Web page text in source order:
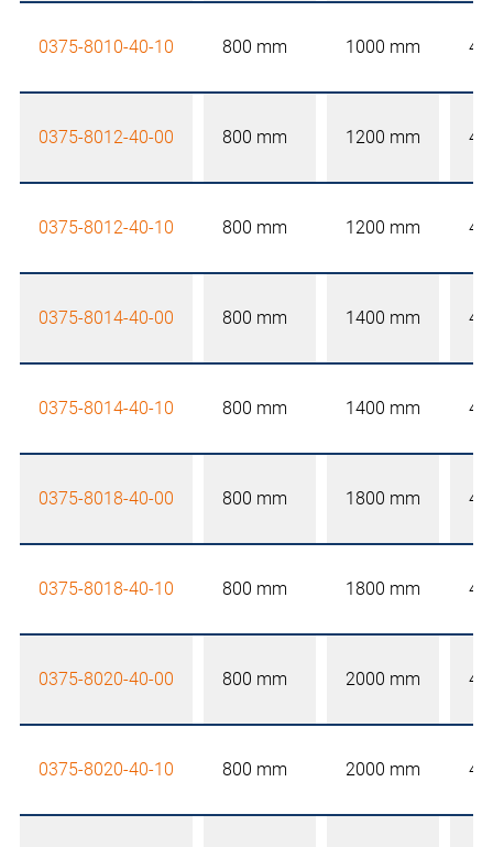
0375-8010-40-10 800 mm 1000 mm
0375-8012-40-00 800 mm 1200 mm
0375-8012-40-10 800 mm 1200 mm
0375-8014-40-00 800 mm 1400 mm
0375-8014-40-10 800 mm 1400 mm
0375-8018-40-00 800 mm 1800 mm
0375-8018-40-10 800 mm 1800 mm
0375-8020-40-00 800 mm 2000 mm
0375-8020-40-10 800 mm 2000 mm